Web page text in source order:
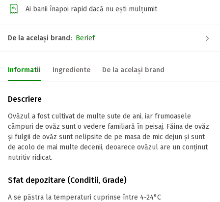
Ai banii înapoi rapid dacă nu ești mulțumit
De la același brand: Berief
Informatii Ingrediente De la același brand
Descriere
Ovăzul a fost cultivat de multe sute de ani, iar frumoasele
câmpuri de ovăz sunt o vedere familiară în peisaj. Făina de ovăz
și fulgii de ovăz sunt nelipsite de pe masa de mic dejun și sunt
de acolo de mai multe decenii, deoarece ovăzul are un conținut
nutritiv ridicat.
Sfat depozitare (Conditii, Grade)
A se păstra la temperaturi cuprinse între 4-24°C